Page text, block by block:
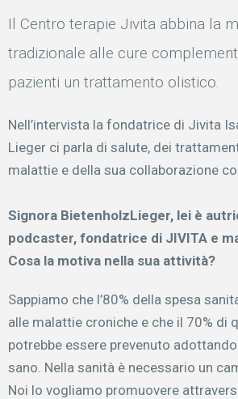
Il Centro terapie Jivita abbina la
tradizionale alle cure
pazienti un trattamento olistico.
Nell’intervista la fondatrice di Jivita
Lieger ci parla di salute, dei
malattie e della sua collaborazione
Signora Bietenholz­Lieger, lei è
podcaster, fondatrice di JIVITA e
Cosa la motiva nella sua attività?
Sappiamo che l’80% della spesa
alle malattie croniche e che il 70% di
potrebbe essere prevenuto
sano. Nella sanità è necessario un
Noi lo vogliamo promuovere